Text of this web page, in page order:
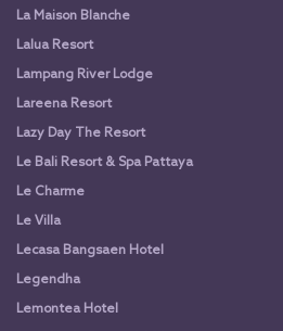
La Maison Blanche
Lalua Resort
Lampang River Lodge
Lareena Resort
Lazy Day The Resort
Le Bali Resort & Spa Pattaya
Le Charme
Le Villa
Lecasa Bangsaen Hotel
Legendha
Lemontea Hotel